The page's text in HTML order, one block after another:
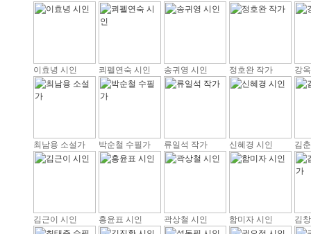
이효녕 시인 쾨펠연숙 시인 송귀영 시인 정호완 작가 강
최남용 소설가 박순철 수필가 류일석 작가 신혜경 시인 김
김근이 시인 홍윤표 시인 곽상철 시인 함미자 시인 김